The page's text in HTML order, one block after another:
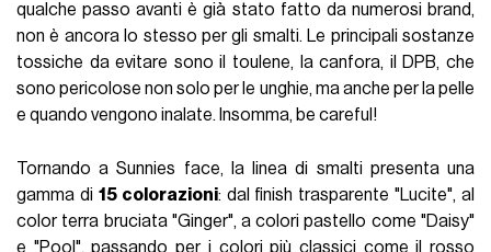
qualche passo avanti è già stato fatto da numerosi brand,
non è ancora lo stesso per gli smalti. Le principali sostanze
tossiche da evitare sono il toulene, la canfora, il DPB, che
sono pericolose non solo per le unghie, ma anche per la pelle
e quando vengono inalate. Insomma, be careful!
Tornando a Sunnies face, la linea di smalti presenta una
gamma di 15 colorazioni: dal finish trasparente "Lucite", al
color terra bruciata "Ginger", a colori pastello come "Daisy"
e "Pool", passando per i colori più classici come il rosso